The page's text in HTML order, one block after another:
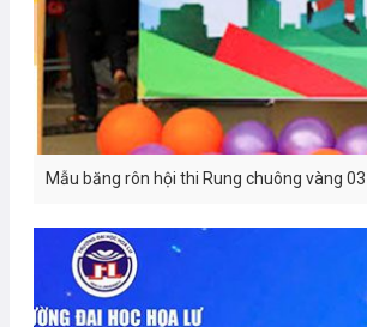
Mẫu băng rôn hội thi Rung chuông vàng 03